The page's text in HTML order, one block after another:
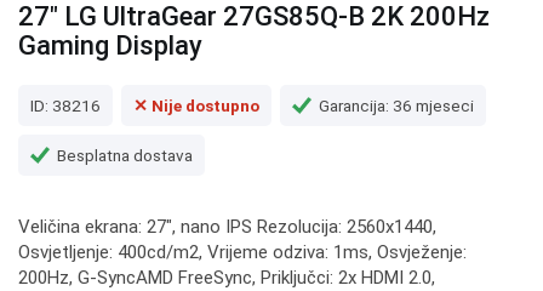
27" LG UltraGear 27GS85Q-B 2K 200Hz
Gaming Display
ID: 38216 ✕ Nije dostupno Garancija: 36 mjeseci
Besplatna dostava
Veličina ekrana: 27", nano IPS Rezolucija: 2560x1440,
Osvjetljenje: 400cd/m2, Vrijeme odziva: 1ms, Osvježenje:
200Hz, G-SyncAMD FreeSync, Priključci: 2x HDMI 2.0,